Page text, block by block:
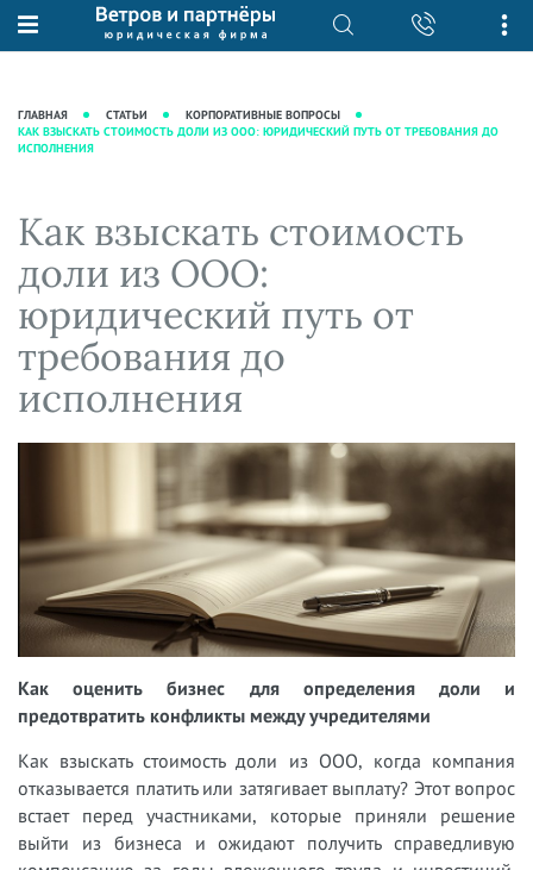
О нас
Рекомендации
Преимущества юридической
фирмы
Кейсы
Вакансии
Юридические услуги
Интеллектуальная собственность
Налоговая практика
Сопровождение бизнеса
Ведение уголовных дел
Защита активов
Ведение дел о банкротстве
База знаний
практики"
Аудиоподкасты
Видеоподкасты
Справочная
Вопросы-ответы
Вебинары и семинары
ГЛАВНАЯ СТАТЬИ
КОРПОРАТИВНЫЕ ВОПРОСЫ
КАК ВЗЫСКАТЬ СТОИМОСТЬ ДОЛИ ИЗ ООО: ЮРИДИЧЕСКИЙ ПУТЬ ОТ ТРЕБОВАНИЯ ДО
ИСПОЛНЕНИЯ
Как взыскать стоимость
доли из ООО:
юридический путь от
требования до
исполнения
Как оценить бизнес для определения доли и
предотвратить конфликты между учредителями
Как взыскать стоимость доли из ООО, когда компания
отказывается платить или затягивает выплату? Этот вопрос
встает перед участниками, которые приняли решение
выйти из бизнеса и ожидают получить справедливую